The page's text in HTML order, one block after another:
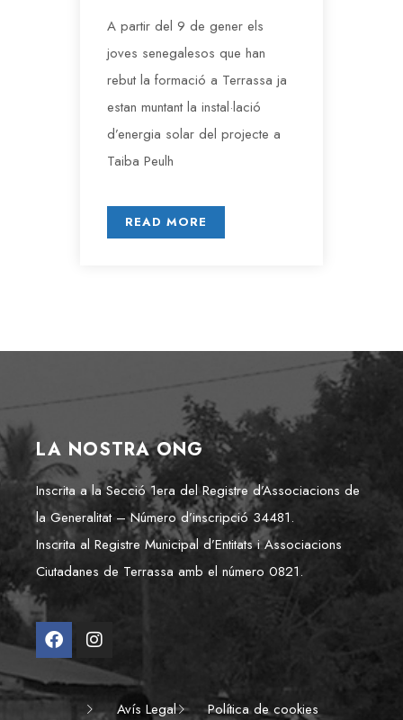
A partir del 9 de gener els
joves senegalesos que han
rebut la formació a Terrassa ja
estan muntant la instal·lació
d’energia solar del projecte a
Taiba Peulh
READ MORE
LA NOSTRA ONG
Inscrita a la Secció 1era del Registre d’Associacions de
la Generalitat – Número d’inscripció 34481.
Inscrita al Registre Municipal d’Entitats i Associacions
Ciutadanes de Terrassa amb el número 0821.
Avís Legal Política de cookies